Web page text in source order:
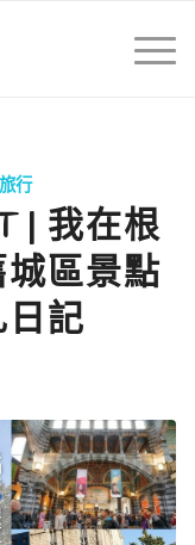
行
| 我在根
區景點
記